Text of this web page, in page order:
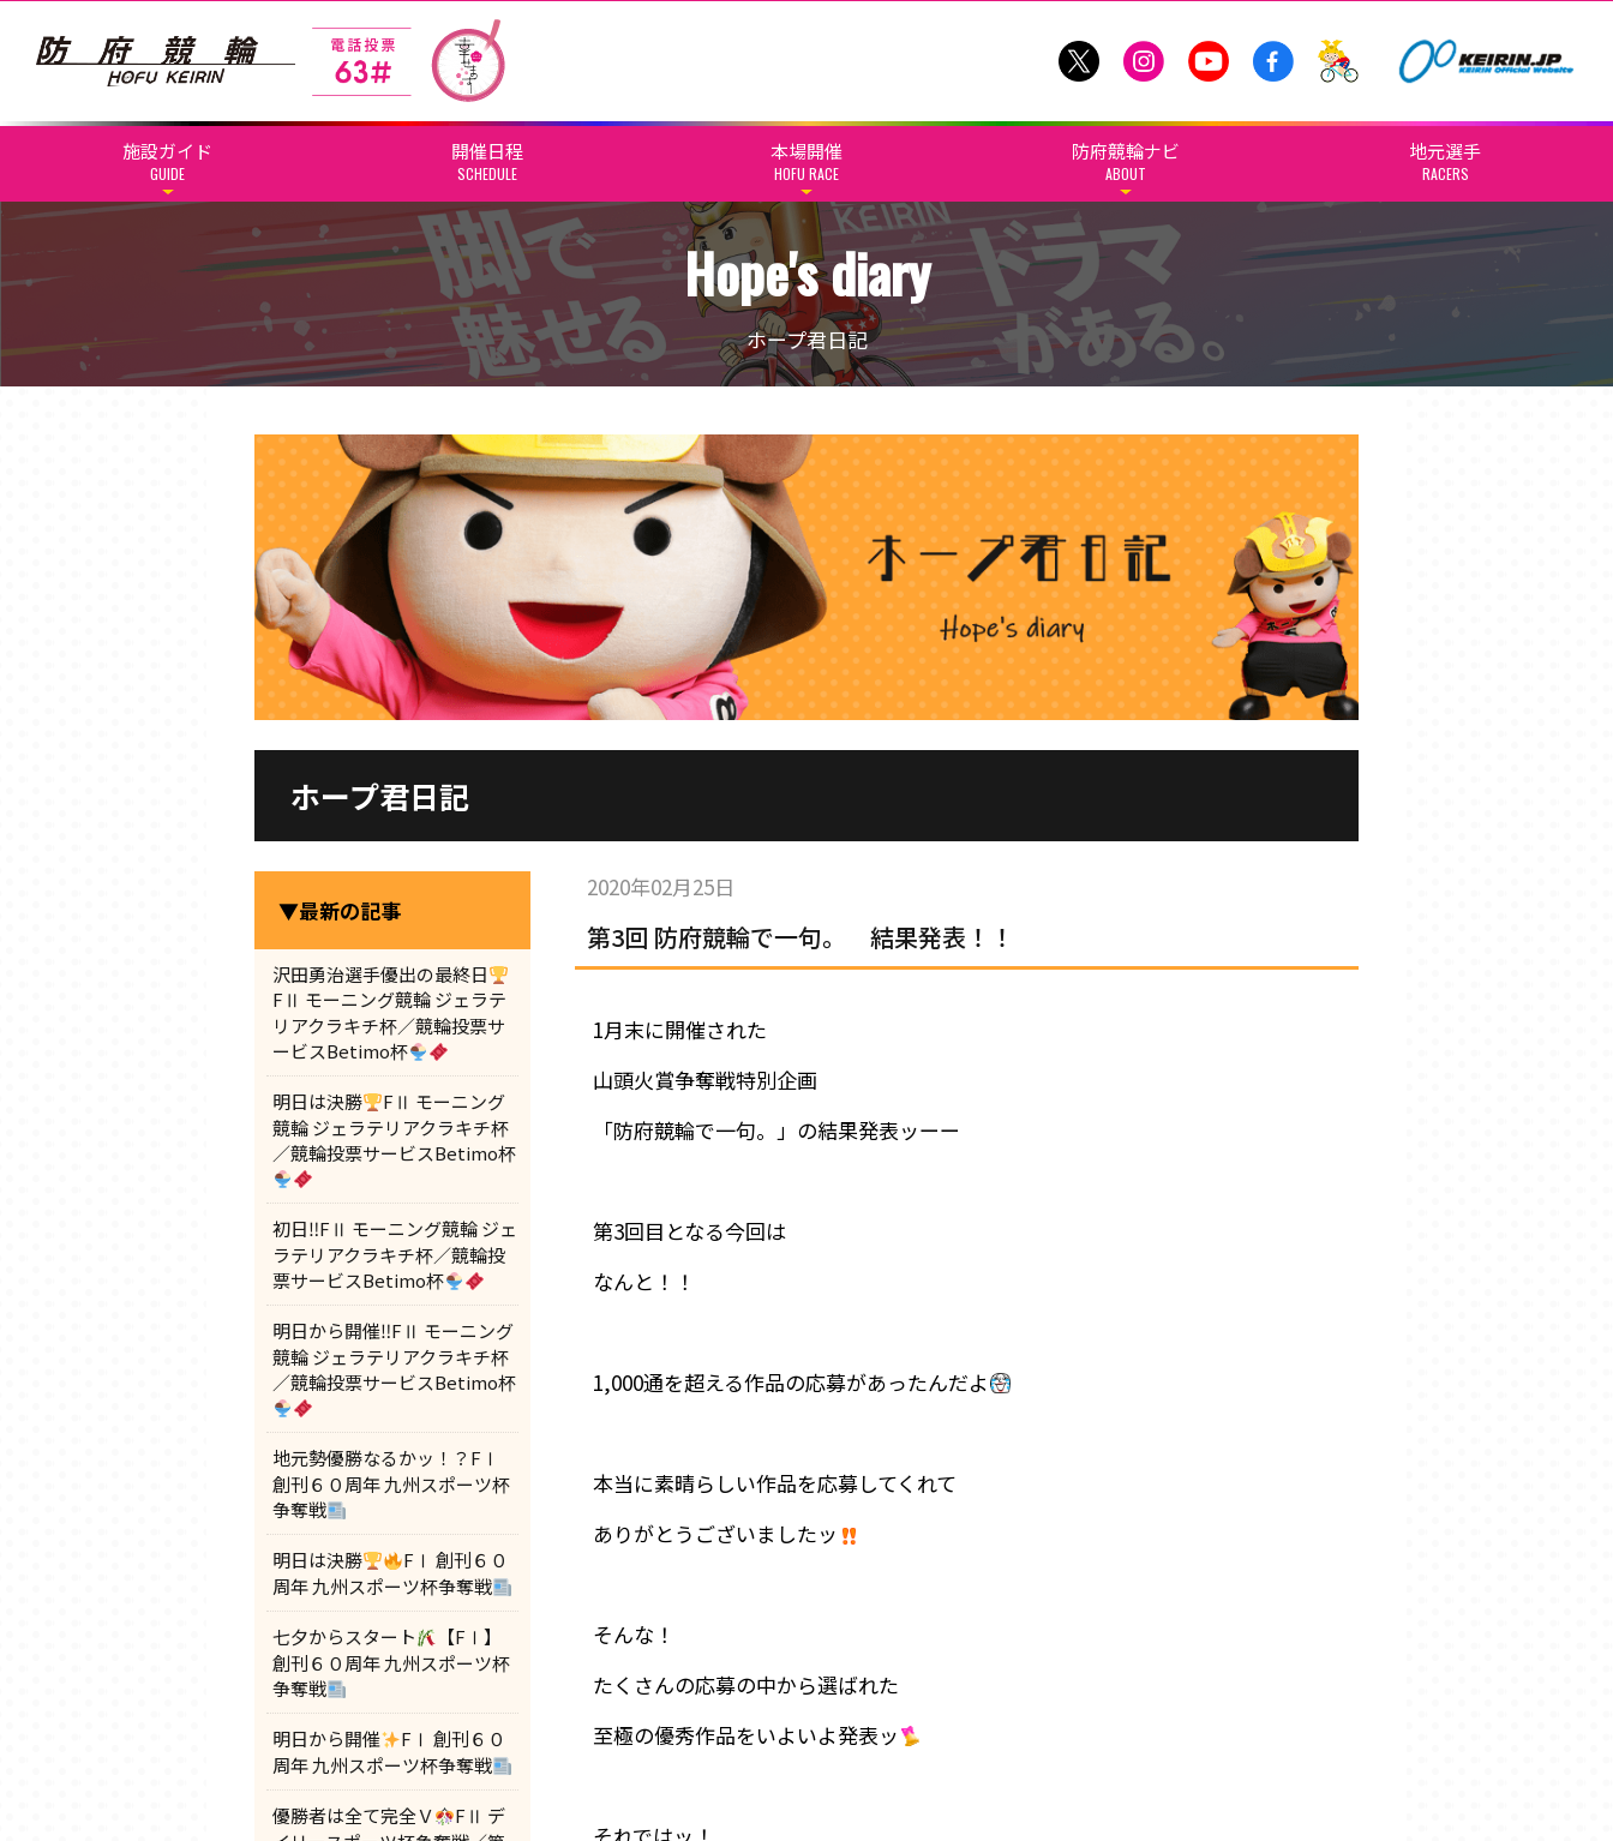
施設ガイド
GUIDE
開催日程
SCHEDULE
本場開催
HOFU RACE
防府競輪ナビ
ABOUT
地元選手
RACERS
Hope's diary
ホープ君日記
ホープ君日記
▼最新の記事
沢田勇治選手優出の最終日
FⅡ モーニング競輪 ジェラテ
リアクラキチ杯／競輪投票サ
ービスBetimo杯
明日は決勝
FⅡ モーニング
競輪 ジェラテリアクラキチ杯
／競輪投票サービスBetimo杯
初日‼FⅡ モーニング競輪 ジェ
ラテリアクラキチ杯／競輪投
票サービスBetimo杯
明日から開催‼FⅡ モーニング
競輪 ジェラテリアクラキチ杯
／競輪投票サービスBetimo杯
地元勢優勝なるかッ！？FⅠ
創刊６０周年 九州スポーツ杯
争奪戦
明日は決勝
FⅠ 創刊６０
周年 九州スポーツ杯争奪戦
七夕からスタート
【FⅠ】
創刊６０周年 九州スポーツ杯
争奪戦
明日から開催
FⅠ 創刊６０
周年 九州スポーツ杯争奪戦
優勝者は全て完全Ｖ
FⅡ デ
2020年02月25日
第3回 防府競輪で一句。 結果発表！！
1月末に開催された
山頭火賞争奪戦特別企画
「防府競輪で一句。」の結果発表ッーー
第3回目となる今回は
なんと！！
1,000通を超える作品の応募があったんだよ
本当に素晴らしい作品を応募してくれて
ありがとうございましたッ
そんな！
たくさんの応募の中から選ばれた
至極の優秀作品をいよいよ発表ッ